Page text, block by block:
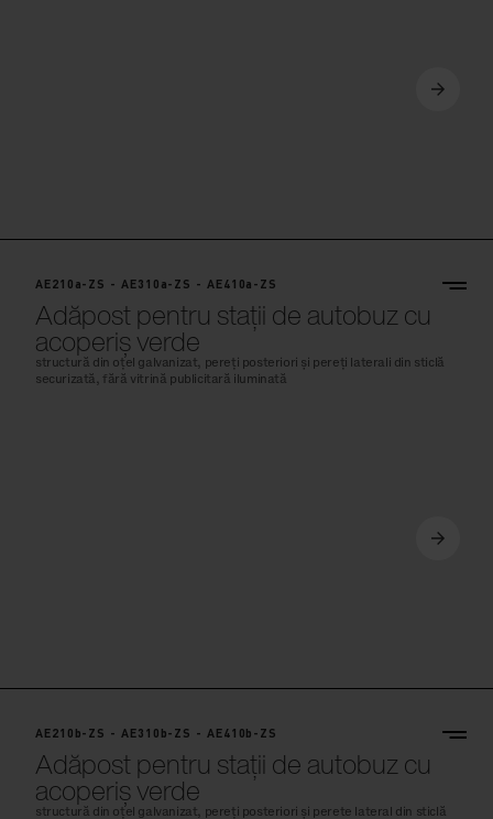
Adăpost pentru stații de autobuz cu
acoperiș verde
structură din oțel galvanizat, pereți posteriori și pereți laterali din sticlă
securizată, fără vitrină publicitară iluminată
Adăpost pentru stații de autobuz cu
acoperiș verde
structură din oțel galvanizat, pereți posteriori și perete lateral din sticlă
securizată, cu vitrină publicitară iluminată pe un perete lateral